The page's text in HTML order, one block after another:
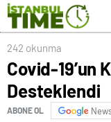
242 okunma
Covid-19’un
Desteklendi
ABONE OL